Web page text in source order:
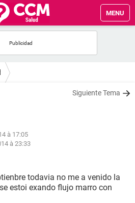
MENU
Siguiente Tema
à 17:05
à 23:33
todavia no me a venido la
estoi exando flujo marro con